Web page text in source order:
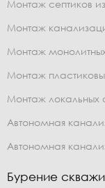
Монтаж септиков
Монтаж
Монтаж
Монтаж
Монтаж локальных
Автономная
Автономная
Бурение